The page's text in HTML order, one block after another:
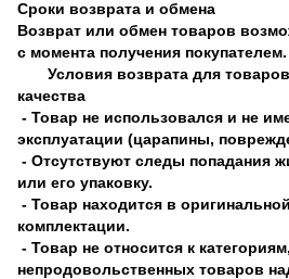
Сроки возврата и обмена
Возврат или обмен товаров
с момента получения покупателем.
Условия возврата для
качества
- Товар не использовался и не
эксплуатации (царапины,
- Отсутствуют следы попадания
или его упаковку.
- Товар находится в
комплектации.
- Товар не относится к
непродовольственных товаров